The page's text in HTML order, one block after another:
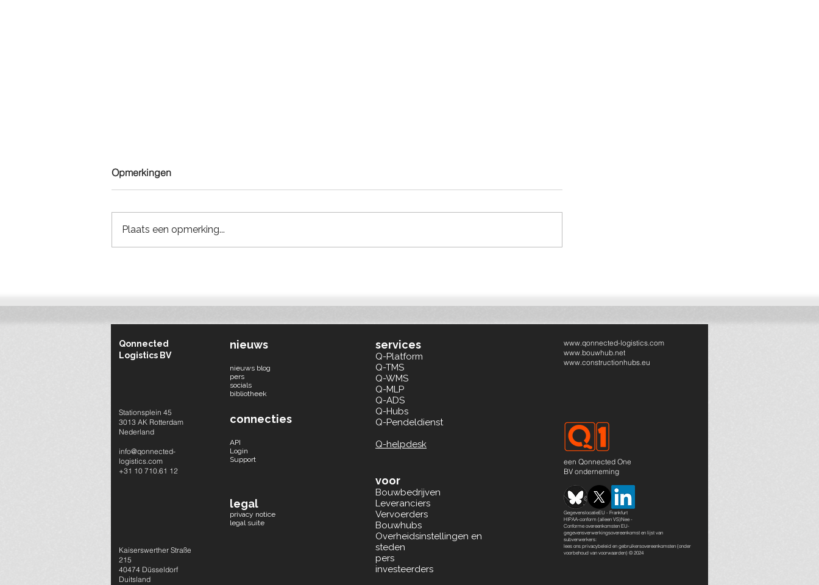
bouwplaats
aan BREEAM en ESG
Opmerkingen
Plaats een opmerking...
Qonnected
Logistics BV
Stationsplein 45
3013 AK Rotterdam
Nederland
info@qonnected-
logistics.com
+31 10 710.61 12
Kaiserswerther Straße
215
40474 Düsseldorf
Duitsland
nieuws
nieuws blog
pers
socials​
bibliotheek
connecties
API
Login
Support
legal
privacy notice
legal suite
services
Q-Platform
Q-TMS
Q-WMS
Q-MLP
Q-ADS
Q-Hubs
Q-Pendeldienst
Q-helpdesk
voor
Bouwbedrijven
Leveranciers
Vervoerders
Bouwhubs
Overheidsinstellingen en
steden
pers
investeerders
www.qonnected-logistics.com
www.bouwhub.net
www.constructionhubs.eu
een Qonnected One
BV onderneming
GegevenslocatieEU - Frankfurt
HIPAA-conform (alleen VS)Nee -
Conforme overeenkomsten EU-
gegevensverwerkingsovereenkomst en lijst van
subverwerkers:
lees ons privacybeleid en gebruikersovereenkomsten (onder
voorbehoud van voorwaarden) © 2024